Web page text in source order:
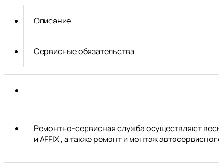
отверстием
JTC
Описание
Сервисные обязательства
Ремонтно-сервисная служба осуществляют
и AFFIX , а также ремонт и монтаж